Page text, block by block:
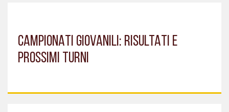
CAMPIONATI GIOVANILI: RISULTATI E
PROSSIMI TURNI